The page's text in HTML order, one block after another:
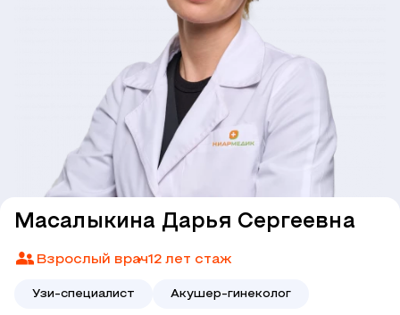
Взрослый врач12 лет стаж
Масалыкина Дарья Сергеевна
Узи-специалист Акушер-гинеколог